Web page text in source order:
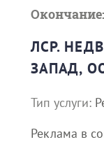
Окончание:
ЛСР.
ЗАПАД,
Тип услуги:
Реклама в